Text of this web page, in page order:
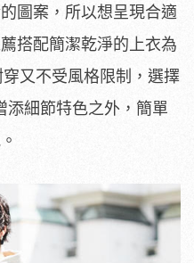
圖案，所以想呈現合適
搭配簡潔乾淨的上衣為
又不受風格限制，選擇
添細節特色之外，簡單